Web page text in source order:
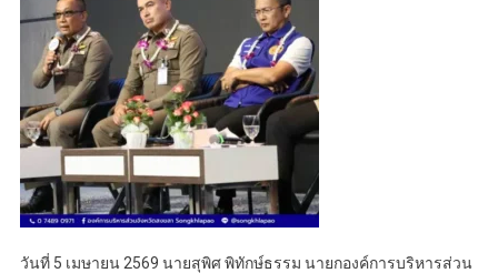
วันที่ 5 เมษายน 2569 นายสุพิศ พิทักษ์ธรรม นายกองค์การบริหารส่วน